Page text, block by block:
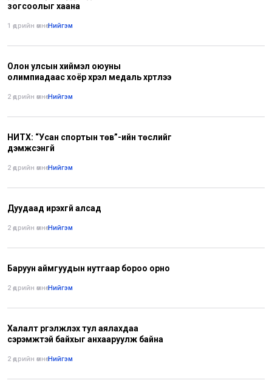
зогсоолыг хаана
1 өдрийн өмнө•Нийгэм
Олон улсын хиймэл оюуны
олимпиадаас хоёр хүрэл медаль хүртлээ
2 өдрийн өмнө•Нийгэм
НИТХ: “Усан спортын төв”-ийн төслийг
дэмжсэнгүй
2 өдрийн өмнө•Нийгэм
Дуудаад ирэхгүй алсад
2 өдрийн өмнө•Нийгэм
Баруун аймгуудын нутгаар бороо орно
2 өдрийн өмнө•Нийгэм
Халалт үргэлжлэх тул аялахдаа
сэрэмжтэй байхыг анхааруулж байна
2 өдрийн өмнө•Нийгэм